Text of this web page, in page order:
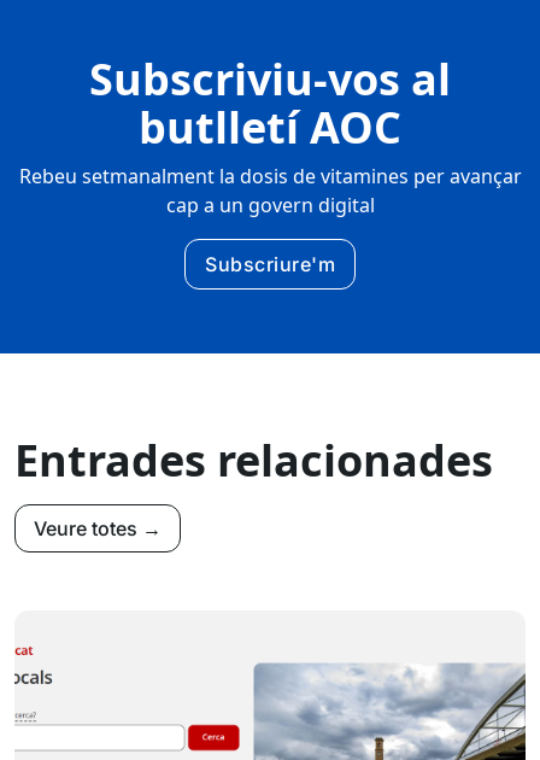
Subscriviu-vos al
butlletí AOC
Rebeu setmanalment la dosis de vitamines per avançar
cap a un govern digital
Subscriure'm
Entrades relacionades
Veure totes →